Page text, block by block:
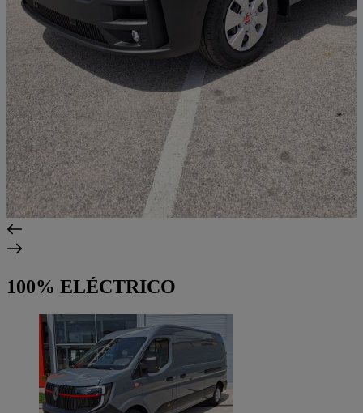
100% ELÉCTRICO